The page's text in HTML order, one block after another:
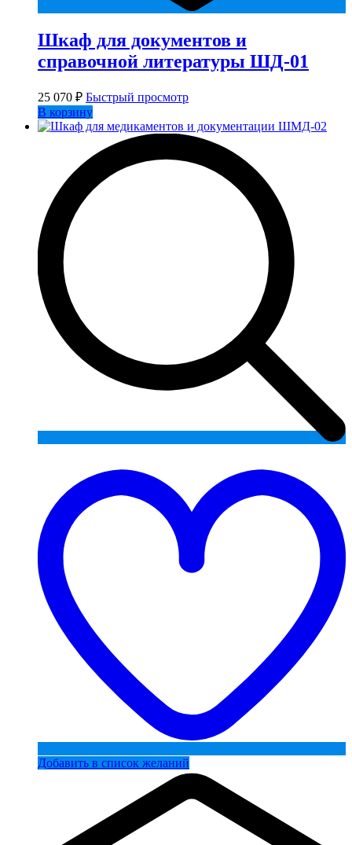
Шкаф для документов и
справочной литературы ШД-01
25 070 ₽ Быстрый просмотр
В корзину
Добавить в список желаний